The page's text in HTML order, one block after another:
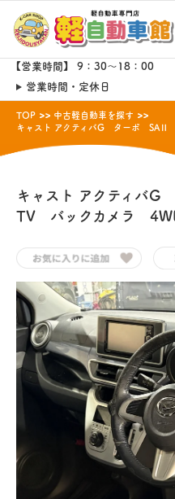
【営業時間】 9：30～18：00
営業時間・定休日
TOP
中古軽自動車を探す
キャスト アクティバG ターボ
キャスト アクティバ
TV バックカメラ